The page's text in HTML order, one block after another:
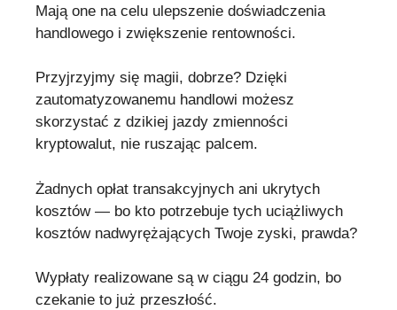
Mają one na celu ulepszenie doświadczenia
handlowego i zwiększenie rentowności.
Przyjrzyjmy się magii, dobrze? Dzięki
zautomatyzowanemu handlowi możesz
skorzystać z dzikiej jazdy zmienności
kryptowalut, nie ruszając palcem.
Żadnych opłat transakcyjnych ani ukrytych
kosztów — bo kto potrzebuje tych uciążliwych
kosztów nadwyrężających Twoje zyski, prawda?
Wypłaty realizowane są w ciągu 24 godzin, bo
czekanie to już przeszłość.